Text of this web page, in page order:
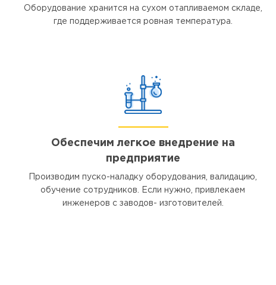
Оборудование хранится на сухом отапливаемом складе,
где поддерживается ровная температура.
Обеспечим легкое внедрение на
предприятие
Производим пуско-наладку оборудования, валидацию,
обучение сотрудников. Если нужно, привлекаем
инженеров с заводов- изготовителей.